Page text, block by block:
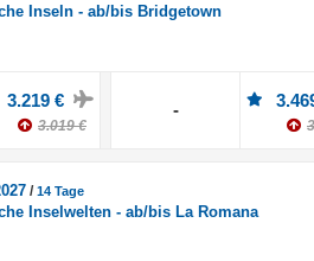
Inseln - ab/bis Bridgetown
3.219 €
3.019 €
-
/14 Tage
Inselwelten - ab/bis La Romana